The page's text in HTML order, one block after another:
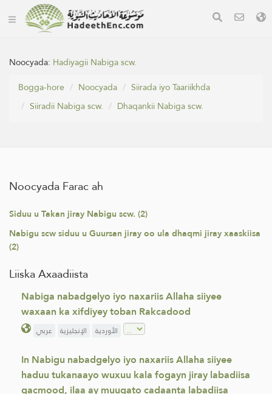
Noocyada: Hadiyagii Nabiga scw.
Bogga-hore
Noocyada
Siirada iyo Taariikhda
Siiradii Nabiga scw.
Dhaqankii Nabiga scw.
Noocyada Farac ah
Siduu u Takan jiray Nabigu scw. (2)
Nabigu scw siduu u Guursan jiray oo ula dhaqmi jiray xaaskiisa
(2)
Liiska Axaadiista
Nabiga nabadgelyo iyo naxariis Allaha siiyee
waxaan ka xifdiyey toban Rakcadood
عربي الإنجليزية الأوردية
In Nabigu nabadgelyo iyo naxariis Allaha siiyee
haduu tukanaayo wuxuu kala fogayn jiray labadiisa
gacmood, ilaa ay muuqato cadaanta labadiisa